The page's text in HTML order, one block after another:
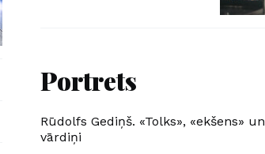
Portrets
Rūdolfs Gediņš. «Tolks», «ekšens» un
vārdiņi